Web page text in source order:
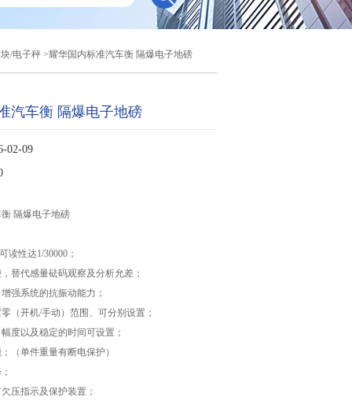
/电子秤 >耀华国内标准汽车衡 隔爆电子地磅
汽车衡 隔爆电子地磅
02-09
隔爆电子地磅
读性达1/30000；
替代感量砝码观察及分析允差；
强系统的抗振动能力；
（开机/手动）范围、可分别设置；
度以及稳定的时间可设置；
（单件重量有断电保护）
压指示及保护装置；